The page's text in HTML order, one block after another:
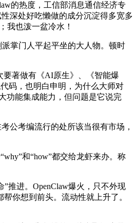
的热度，工信部消息通信经济专
深处好吃懒做的成分沉淀得多宽多
我也泼一盆冷水！
掌门人平起平坐的大人物。顿时
著做有《AI原生》、《智能爆
码，也明白申明，为什么大师对
功能集成能力，但问题是它说完
公考编流行的处所该当很有市场，
和“how”都交给龙虾来办。称
进。OpenClaw爆火，只不外现
你想到前头。流动性就上升了。